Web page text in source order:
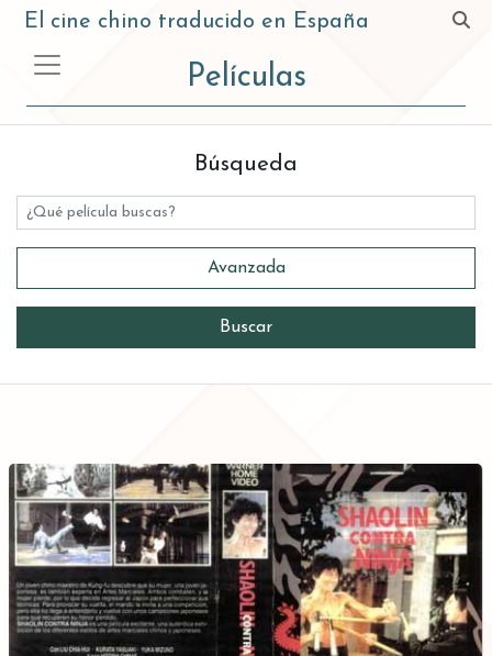
El cine chino traducido en España
Películas
Búsqueda
Título
Avanzada